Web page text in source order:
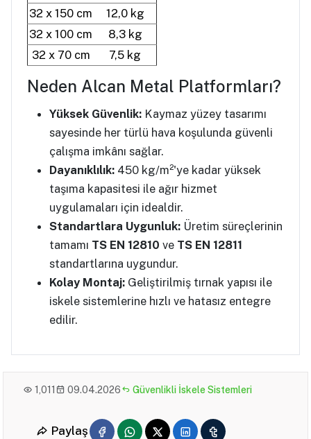
32 x 150 cm
12,0 kg
32 x 100 cm
8,3 kg
32 x 70 cm
7,5 kg
Neden Alcan Metal Platformları?
Yüksek Güvenlik:Kaymaz yüzey tasarımı
sayesinde her türlü hava koşulunda güvenli
çalışma imkânı sağlar.
Dayanıklılık:450 kg/m²'ye kadar yüksek
taşıma kapasitesi ile ağır hizmet
uygulamaları için idealdir.
Standartlara Uygunluk:Üretim süreçlerinin
tamamı TS EN 12810 ve TS EN 12811
standartlarına uygundur.
Kolay Montaj:Geliştirilmiş tırnak yapısı ile
iskele sistemlerine hızlı ve hatasız entegre
edilir.
1,011 09.04.2026 Güvenlikli İskele Sistemleri
Paylaş